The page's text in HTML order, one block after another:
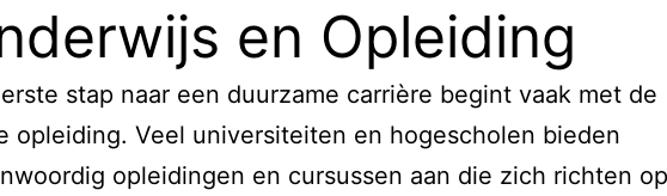
en Opleiding
stap naar een duurzame carrière begint vaak met de
opleiding. Veel universiteiten en hogescholen bieden
opleidingen en cursussen aan die zich richten op